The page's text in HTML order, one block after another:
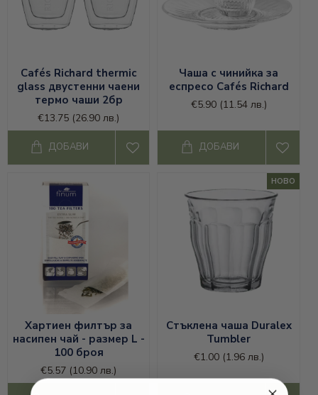
Cafés Richard thermic
glass двустенни чаени
термо чаши 2бр
€13.75 (26.90 лв.)
ДОБАВИ
Чаша с чинийка за
еспресо Cafés Richard
€5.90 (11.54 лв.)
ДОБАВИ
Хартиен филтър за
насипен чай - размер L -
100 броя
€5.57 (10.90 лв.)
НОВО
Стъклена чаша Duralex
Tumbler
€1.00 (1.96 лв.)